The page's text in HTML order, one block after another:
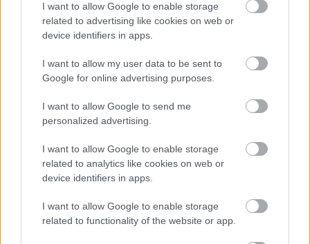
I want to allow Google to enable storage
related to advertising like cookies on web or
device identifiers in apps.
I want to allow my user data to be sent to
Google for online advertising purposes.
I want to allow Google to send me
personalized advertising.
I want to allow Google to enable storage
related to analytics like cookies on web or
device identifiers in apps.
I want to allow Google to enable storage
related to functionality of the website or app.
EZEK IS ÉRDEKELHETNEK